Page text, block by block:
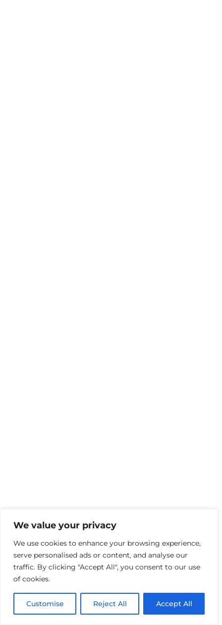
We value your privacy
We use cookies to enhance your browsing experience,
serve personalised ads or content, and analyse our
traffic. By clicking "Accept All", you consent to our use
of cookies.
Customise Reject All Accept All